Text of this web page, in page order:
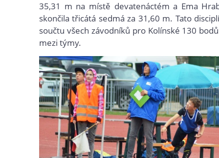
35,31 m na místě devatenáctém a Ema
skončila třicátá sedmá za 31,60 m. Tato
součtu všech závodníků pro Kolínské 130
mezi týmy.